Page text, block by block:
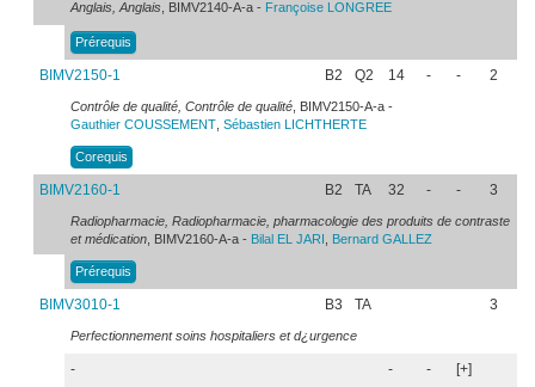
Anglais, Anglais , BIMV2140-A-a - Françoise LONGREE
Prérequis
BIMV2150-1 B2 Q2 14 - - 2
Contrôle de qualité, Contrôle de qualité , BIMV2150-A-a -
Gauthier COUSSEMENT Sébastien LICHTHERTE
Corequis
BIMV2160-1 B2 TA 32 - - 3
Radiopharmacie, Radiopharmacie, pharmacologie des produits de contraste
et médication , BIMV2160-A-a - Bilal EL JARI Bernard GALLEZ
Prérequis
BIMV3010-1 B3 TA 3
Perfectionnement soins hospitaliers et d¿urgence
- - - [+]